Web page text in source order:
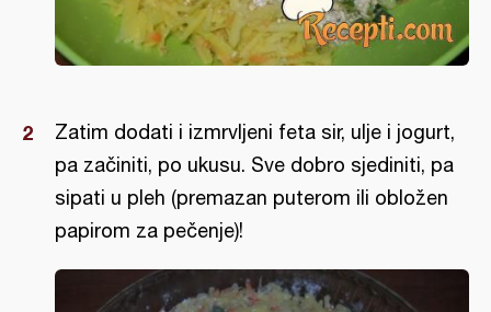
Zatim dodati i izmrvljeni feta sir, ulje i jogurt,
pa začiniti, po ukusu. Sve dobro sjediniti, pa
sipati u pleh (premazan puterom ili obložen
papirom za pečenje)!